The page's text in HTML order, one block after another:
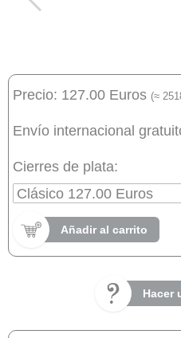
Precio: 127.00 Euros (≈
Envío internacional
Cierres de plata:
Añadir al carrito
Hacer